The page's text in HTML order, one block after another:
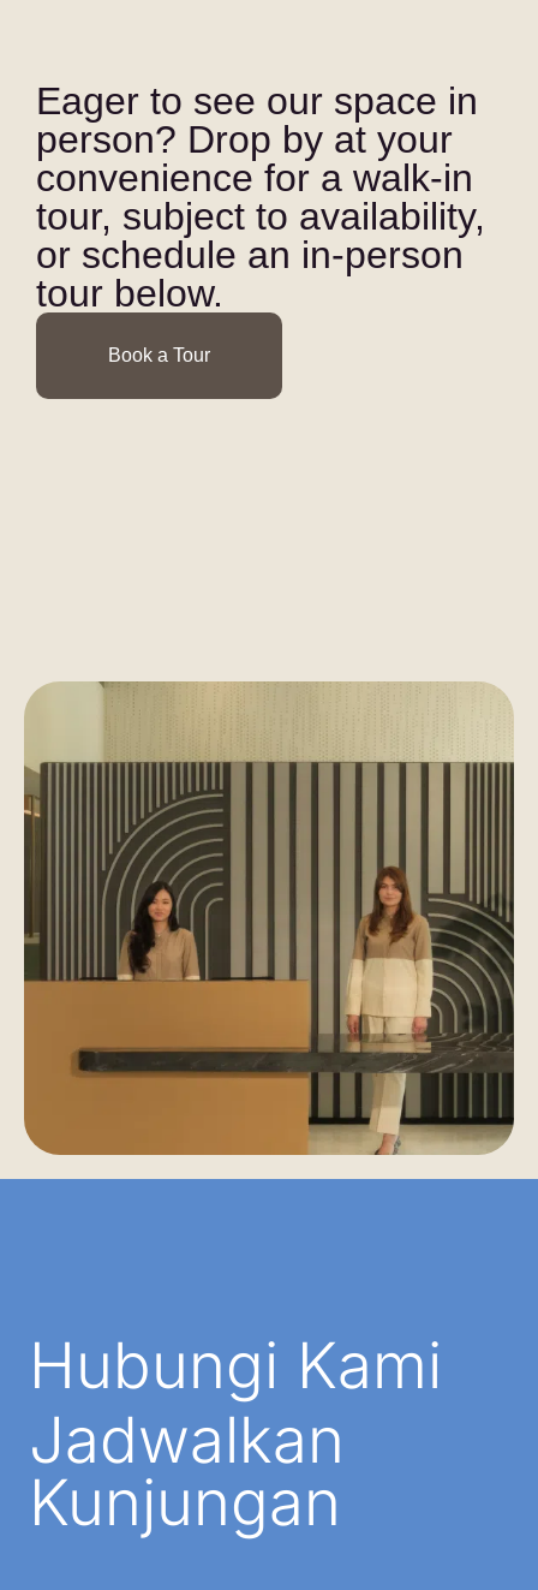
Eager to see our space in
person? Drop by at your
convenience for a walk-in
tour, subject to availability,
or schedule an in-person
tour below.
Book a Tour
Hubungi Kami
Jadwalkan
Kunjungan